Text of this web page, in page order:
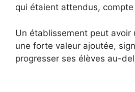
qui étaient attendus,
Un établissement peut avoir
une forte valeur ajoutée,
progresser ses élèves au-